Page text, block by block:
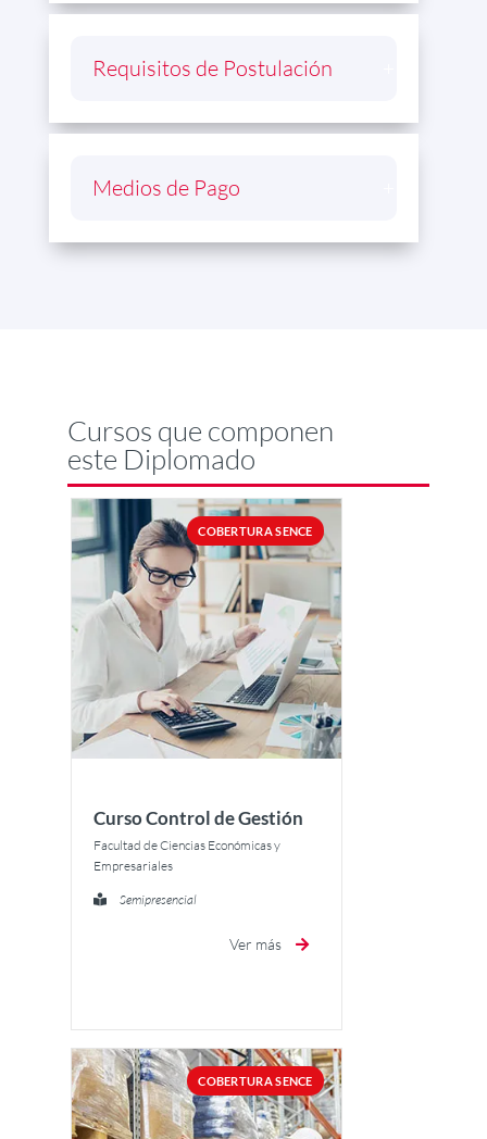
Requisitos de Postulación
Medios de Pago
Cursos que componen
este Diplomado
COBERTURA SENCE
Curso Control de Gestión
Facultad de Ciencias Económicas y
Empresariales
Semipresencial
Ver más
COBERTURA SENCE